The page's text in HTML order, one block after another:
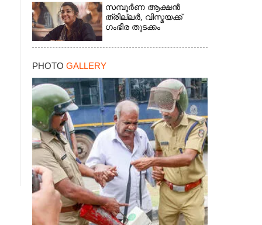
സത്യാവസ്ഥ
വെളിപ്പെടുത്തി സുഹൃത്ത്‌
സമ്പൂർണ ആക്ഷൻ
ത്രില്ലർ,​ വിസ്മയക്ക്
ഗംഭീര തുടക്കം
PHOTO GALLERY